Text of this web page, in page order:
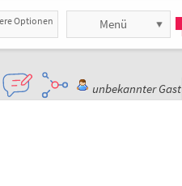
Optionen Menü
unbekannter Gast